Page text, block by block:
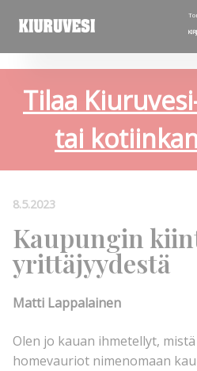
Tilaa
tai
8.5.2023
Kaupungin
yrittäjyydestä
Matti Lappalainen
Olen jo kauan ihmetellyt,
homevauriot nimenomaan